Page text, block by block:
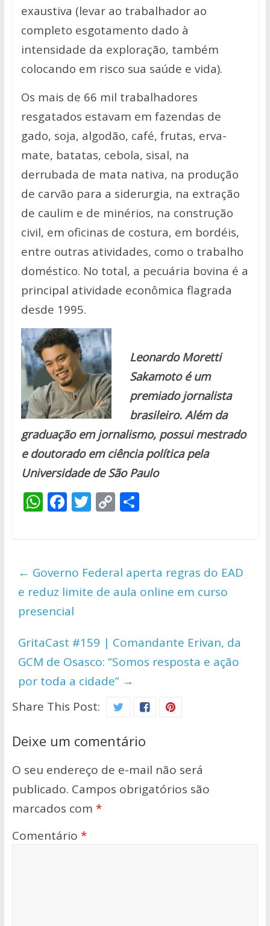
exaustiva (levar ao trabalhador ao
completo esgotamento dado à
intensidade da exploração, também
colocando em risco sua saúde e vida).
Os mais de 66 mil trabalhadores
resgatados estavam em fazendas de
gado, soja, algodão, café, frutas, erva-
mate, batatas, cebola, sisal, na
derrubada de mata nativa, na produção
de carvão para a siderurgia, na extração
de caulim e de minérios, na construção
civil, em oficinas de costura, em bordéis,
entre outras atividades, como o trabalho
doméstico. No total, a pecuária bovina é a
principal atividade econômica flagrada
desde 1995.
Leonardo Moretti
Sakamoto é um
premiado jornalista
brasileiro. Além da
graduação em jornalismo, possui mestrado
e doutorado em ciência política pela
Universidade de São Paulo
W
A
p
p
F
o
o
k
T C
Li
n
S
← Governo Federal aperta regras do EAD
e reduz limite de aula online em curso
presencial
GritaCast #159 | Comandante Erivan, da
GCM de Osasco: “Somos resposta e ação
por toda a cidade” →
Share This Post:
Deixe um comentário
O seu endereço de e-mail não será
publicado. Campos obrigatórios são
marcados com *
Comentário *